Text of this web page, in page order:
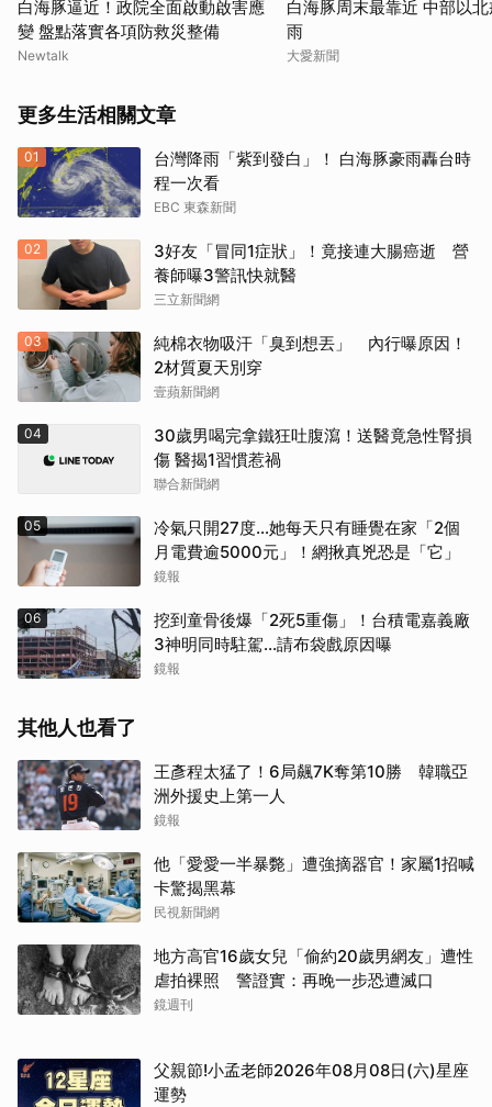
白海豚逼近！政院全面啟動啟害應
變 盤點落實各項防救災整備
Newtalk
白海豚周末最靠近 中部以
雨
大愛新聞
更多生活相關文章
01
台灣降雨「紫到發白」！ 白海豚豪雨轟台時
程一次看
EBC 東森新聞
02
3好友「冒同1症狀」！竟接連大腸癌逝 營
養師曝3警訊快就醫
三立新聞網
03
純棉衣物吸汗「臭到想丟」 內行曝原因！
2材質夏天別穿
壹蘋新聞網
04
30歲男喝完拿鐵狂吐腹瀉！送醫竟急性腎損
傷 醫揭1習慣惹禍
聯合新聞網
05
冷氣只開27度…她每天只有睡覺在家「2個
月電費逾5000元」！網揪真兇恐是「它」
鏡報
06
挖到童骨後爆「2死5重傷」！台積電嘉義廠
3神明同時駐駕...請布袋戲原因曝
鏡報
其他人也看了
王彥程太猛了！6局飆7K奪第10勝 韓職亞
洲外援史上第一人
鏡報
他「愛愛一半暴斃」遭強摘器官！家屬1招喊
卡驚揭黑幕
民視新聞網
地方高官16歲女兒「偷約20歲男網友」遭性
虐拍裸照 警證實：再晚一步恐遭滅口
鏡週刊
父親節!小孟老師2026年08月08日(六)星座
運勢